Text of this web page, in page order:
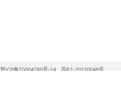
黔ICP备20004760号-14
苏B2-20130048号